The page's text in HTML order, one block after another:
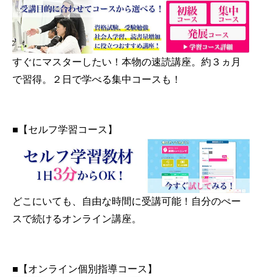
すぐにマスターしたい！本物の速読講座。約３ヵ月
で習得。２日で学べる集中コースも！
■【セルフ学習コース】
どこにいても、自由な時間に受講可能！自分のぺー
スで続けるオンライン講座。
■【オンライン個別指導コース】